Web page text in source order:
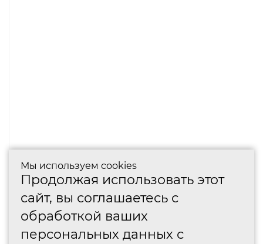
Мы используем cookies
Продолжая использовать этот
сайт, вы соглашаетесь с
обработкой ваших
персональных данных с